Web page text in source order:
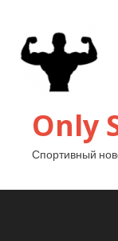
Only
Спортивный